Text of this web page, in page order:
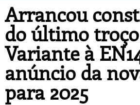
Arrancou
do último
Variante à
anúncio da
para 2025